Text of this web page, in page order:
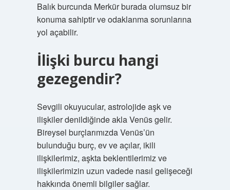
Balık burcunda Merkür burada olumsuz bir
konuma sahiptir ve odaklanma sorunlarına
yol açabilir.
İlişki burcu hangi
gezegendir?
Sevgili okuyucular, astrolojide aşk ve
ilişkiler denildiğinde akla Venüs gelir.
Bireysel burçlarımızda Venüs’ün
bulunduğu burç, ev ve açılar, ikili
ilişkilerimiz, aşkta beklentilerimiz ve
ilişkilerimizin uzun vadede nasıl gelişeceği
hakkında önemli bilgiler sağlar.